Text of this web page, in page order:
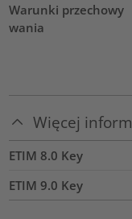
Warunki przechowy
wania
Więcej
ETIM 8.0 Key
ETIM 9.0 Key